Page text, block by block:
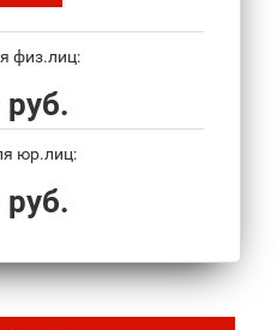
физ.лиц:
руб.
юр.лиц:
руб.